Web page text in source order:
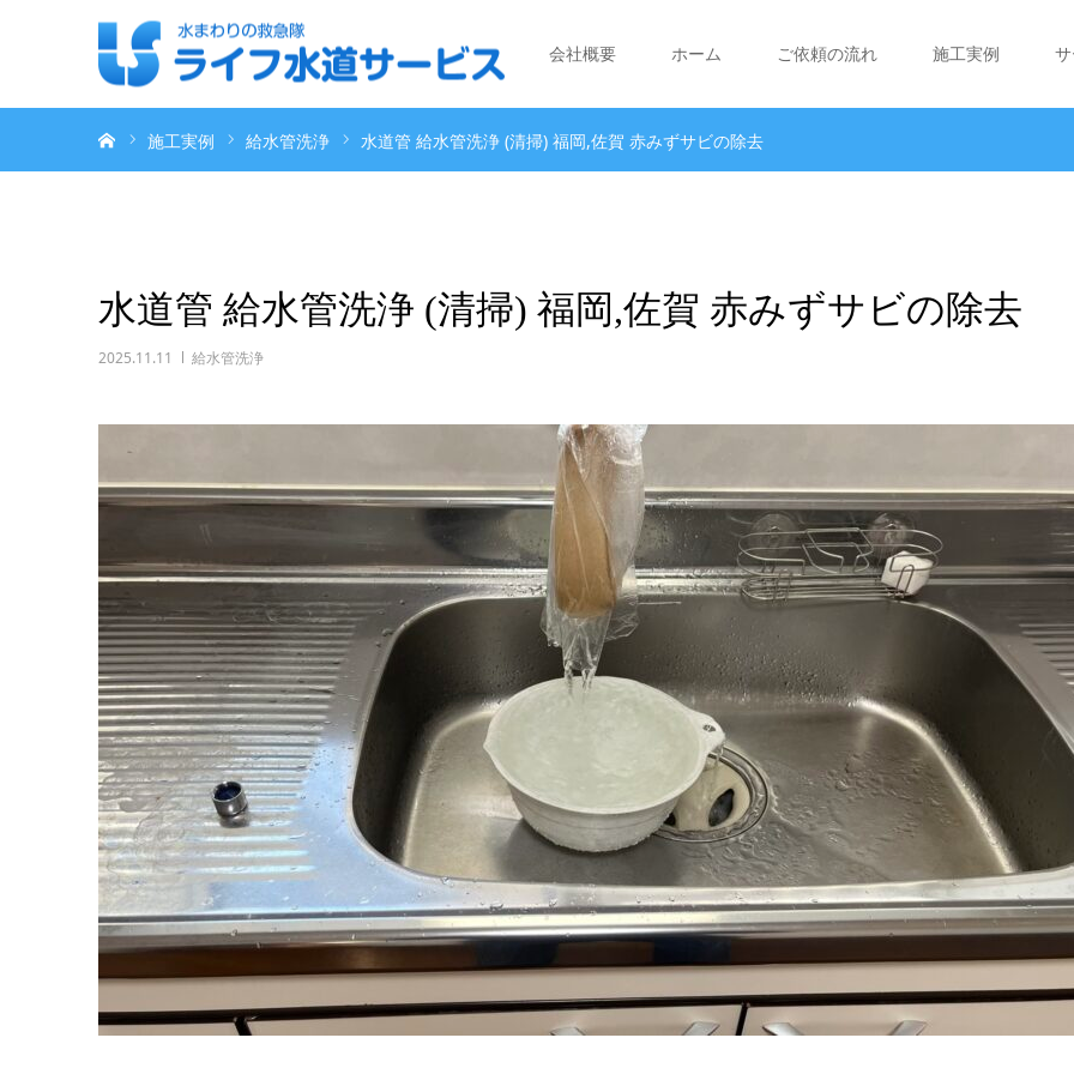
会社概要 ホーム ご依頼の流れ 施工実例
施工実例 給水管洗浄 水道管 給水管洗浄 (清掃) 福岡,佐賀 赤みずサビの除去
水道管 給水管洗浄 (清掃) 福岡,佐賀 赤みずサビの除去
2025.11.11 給水管洗浄